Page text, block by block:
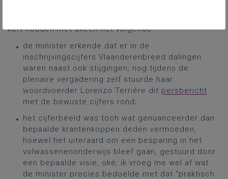
kort houden met alleen het volgende:
de minister erkende dat er in de
inschrijvingscijfers Vlaanderenbreed dalingen
waren naast ook stijgingen; nog tijdens de
plenaire vergadering zelf stuurde haar
woordvoerder Lorenzo Terrière dit persbericht
met de bewuste cijfers rond;
het cijferbeeld was toch wat genuanceerder dan
bepaalde krantenkoppen deden vermoeden,
hoewel het uiteraard om een besparing in het
volwassenenonderwijs bleef gaan, gestuurd door
een bepaalde visie, oké; ik vroeg me wel af wat
de minister precies bedoelde met dat “praktisch